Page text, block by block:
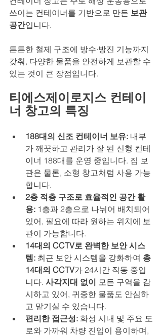
쓰이는 컨테이너를 기반으로 만든 보관
공간입니다.
튼튼한 철제 구조에 방수·방진 기능까지
갖춰, 다양한 물품을 안전하게 보관할 수
있는 것이 큰 장점입니다.
티에스제이로지스 컨테이
너 창고의 특징
188대의 신조 컨테이너 보유: 내부
가 깨끗하고 관리가 잘 된 신형 컨테
이너 188대를 운영 중입니다. 짐 보
관은 물론, 소형 창고처럼 사용 가능
합니다.
2층 적층 구조로 효율적인 공간 활
용: 1층과 2층으로 나뉘어 배치되어
있어, 필요에 따라 원하는 위치에 보
관이 가능합니다.
14대의 CCTV로 완벽한 보안 시스
템: 최근 보안 시스템을 강화하여 총
14대의 CCTV가 24시간 작동 중입
니다. 사각지대 없이 모든 구역을 감
시하고 있어, 귀중한 물품도 안심하
고 맡기실 수 있습니다.
편리한 접근성: 화성 시내 및 주요 도
로와 가까워 차량 진입이 용이하며,